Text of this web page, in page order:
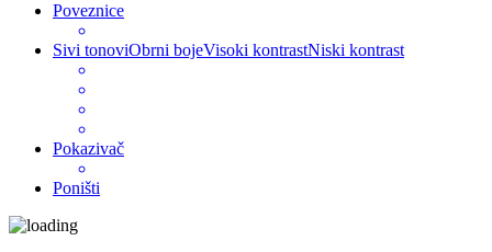
Poveznice
Sivi tonoviObrni bojeVisoki kontrastNiski kontrast
Pokazivač
Poništi